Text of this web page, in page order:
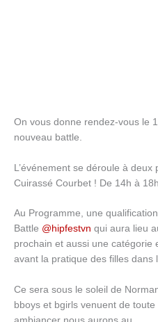
On vous donne rendez-vous le
nouveau battle.
L’événement se déroule à
Cuirassé Courbet ! De 14h à
Au Programme, une
Battle @hipfestvn qui aura lieu
prochain et aussi une catégorie
avant la pratique des filles dans
Ce sera sous le soleil de
bboys et bgirls venuent de